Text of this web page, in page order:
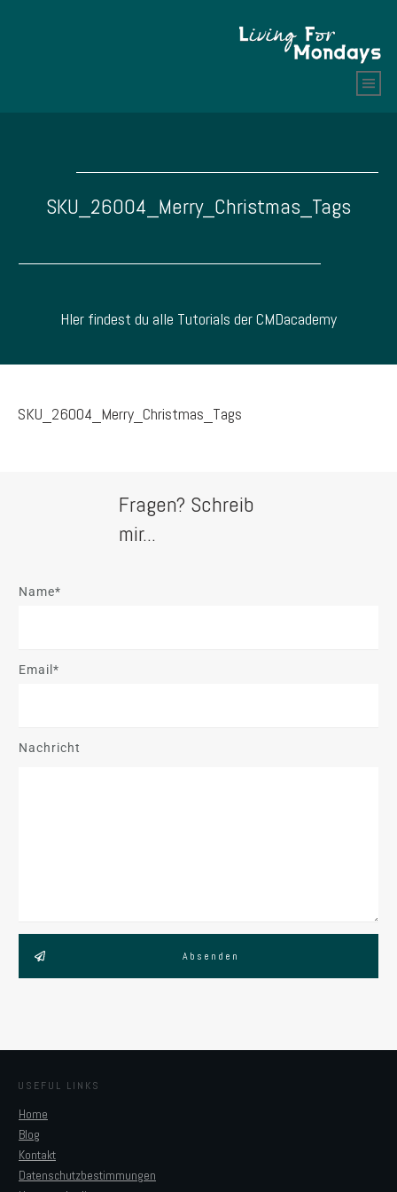
SKU_26004_Merry_Christmas_Tags
HIer findest du alle Tutorials der CMDacademy
SKU_26004_Merry_Christmas_Tags
Fragen? Schreib
mir...
Name*
Email*
Nachricht
Absenden
USEFUL LINKS
Home
Blog
Kontakt
Datenschutzbestimmungen